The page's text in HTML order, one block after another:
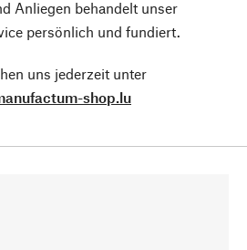
Anliegen behandelt unser
persönlich und fundiert.
uns jederzeit unter
shop.lu